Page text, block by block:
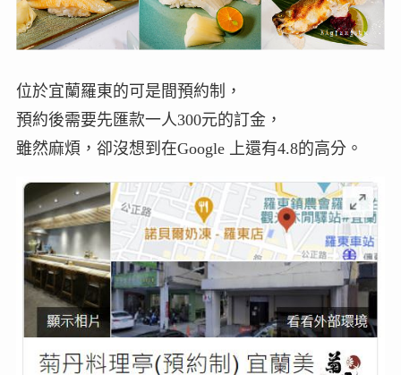
位於宜蘭羅東的可是間預約制，
預約後需要先匯款一人300元的訂金，
雖然麻煩，卻沒想到在Google 上還有4.8的高分。